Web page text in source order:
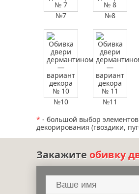
№7 №8
№10 №11
* - большой выбор элементов
декорирования (гвоздики,
Закажите обивку